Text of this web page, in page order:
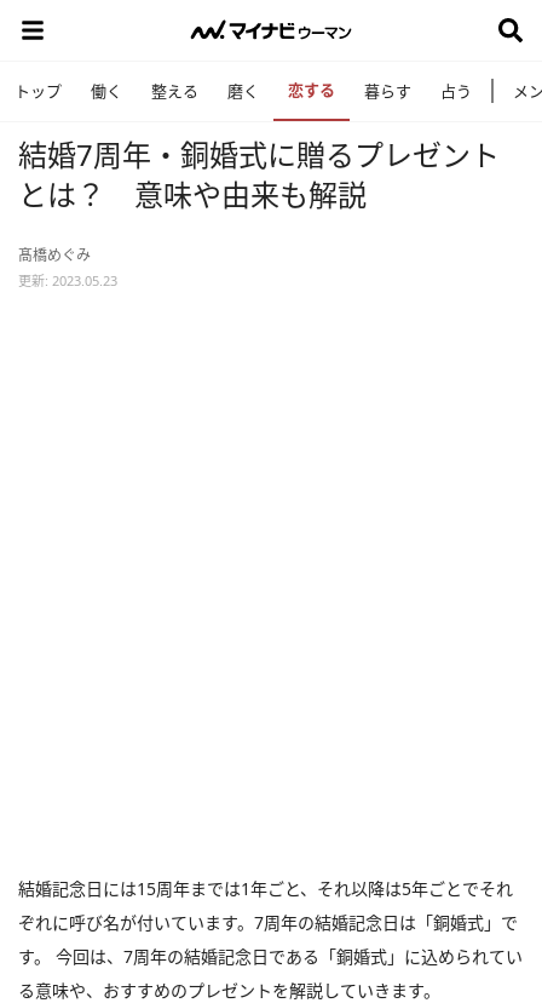
トップ 働く 整える 磨く 恋する 暮らす 占う メ
結婚7周年・銅婚式に贈るプレゼント
とは？ 意味や由来も解説
髙橋めぐみ
更新: 2023.05.23
結婚記念日には15周年までは1年ごと、それ以降は5年ごとでそれ
ぞれに呼び名が付いています。7周年の結婚記念日は「銅婚式」で
す。 今回は、7周年の結婚記念日である「銅婚式」に込められてい
る意味や、おすすめのプレゼントを解説していきます。